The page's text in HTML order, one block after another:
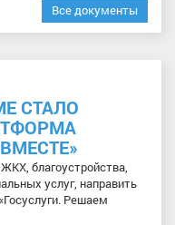
Все документы
СТАЛО
благоустройства,
услуг, направить
Решаем